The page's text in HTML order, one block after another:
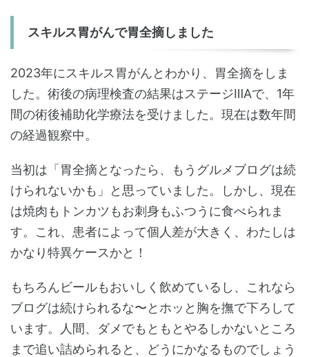
スキルス胃がんで胃全摘しました
2023年にスキルス胃がんとわかり、胃全摘をしま
した。術後の病理検査の結果はステージⅢAで、1年
間の術後補助化学療法を受けました。現在は数年間
の経過観察中。
当初は「胃全摘となったら、もうグルメブログは続
けられないかも」と思っていました。しかし、現在
は焼肉もトンカツもお刺身もふつうに食べられま
す。これ、患者によって個人差が大きく、わたしは
かなり特異ケースかと！
もちろんビールもおいしく飲めているし、これなら
ブログは続けられるな〜とホッと胸を撫で下ろして
います。人間、ダメでもともとやるしかないところ
まで追い詰められると、どうにかなるものでしょう